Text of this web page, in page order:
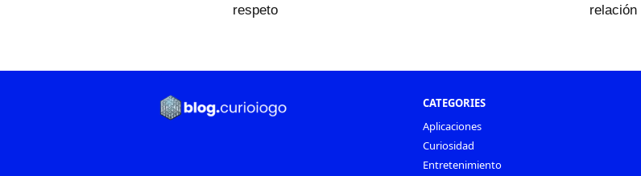
respeto
relación
CATEGORIES
Aplicaciones
Curiosidad
Entretenimiento